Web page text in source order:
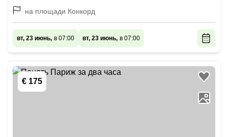
на площади Конкорд
вт, 23 июнь, в 07:00 вт, 23 июнь, в 07:00
€ 175